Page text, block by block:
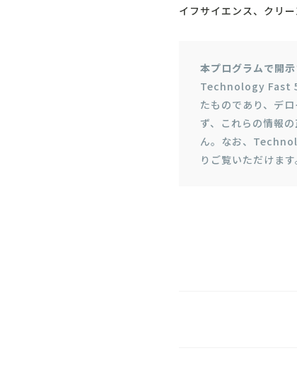
イフサイエンス、クリー
本プログラムで開
Technology Fast
たものであり、デ
ず、これらの情報
ん。なお、
りご覧いただけます